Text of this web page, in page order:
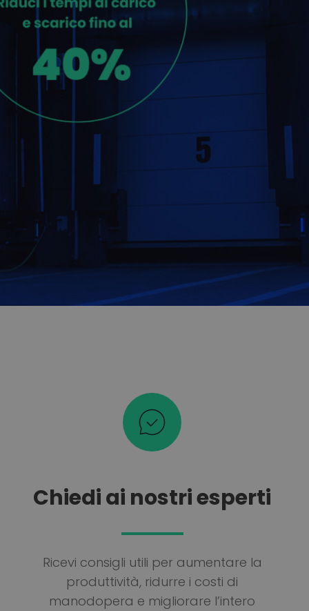
Chiedi ai nostri esperti
Ricevi consigli utili per aumentare la
produttività, ridurre i costi di
manodopera e migliorare l’intero